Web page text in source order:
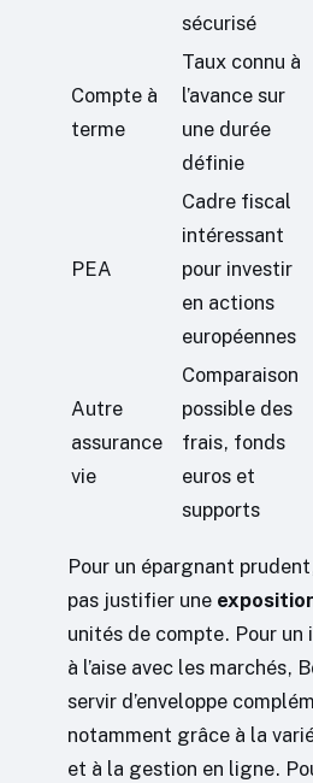
sécurisé
Compte à
terme
Taux connu à
l’avance sur
une durée
définie
PEA
Cadre fiscal
intéressant
pour investir
en actions
européennes
Autre
assurance
vie
Comparaison
possible des
frais, fonds
euros et
supports
Pour un épargnant
pas justifier une
unités de compte. Pour un
à l’aise avec les marchés,
servir d’enveloppe
notamment grâce à la
et à la gestion en ligne.